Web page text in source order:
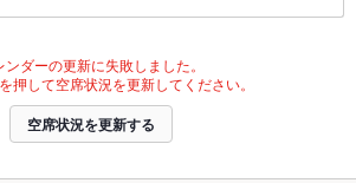
ンダーの更新に失敗しました。
押して空席状況を更新してください。
空席状況を更新する